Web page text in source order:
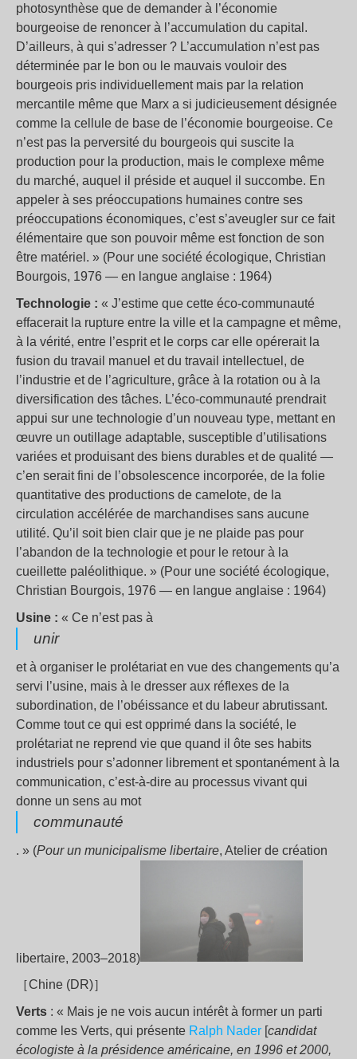
photosynthèse que de demander à l’économie
bourgeoise de renoncer à l’accumulation du capital.
D’ailleurs, à qui s’adresser ? L’accumulation n’est pas
déterminée par le bon ou le mauvais vouloir des
bourgeois pris individuellement mais par la relation
mercantile même que Marx a si judicieusement désignée
comme la cellule de base de l’économie bourgeoise. Ce
n’est pas la perversité du bourgeois qui suscite la
production pour la production, mais le complexe même
du marché, auquel il préside et auquel il succombe. En
appeler à ses préoccupations humaines contre ses
préoccupations économiques, c’est s’aveugler sur ce fait
élémentaire que son pouvoir même est fonction de son
être matériel. » (Pour une société écologique, Christian
Bourgois, 1976 — en langue anglaise : 1964)
Technologie : « J’estime que cette éco-communauté
effacerait la rupture entre la ville et la campagne et même,
à la vérité, entre l’esprit et le corps car elle opérerait la
fusion du travail manuel et du travail intellectuel, de
l’industrie et de l’agriculture, grâce à la rotation ou à la
diversification des tâches. L’éco-communauté prendrait
appui sur une technologie d’un nouveau type, mettant en
œuvre un outillage adaptable, susceptible d’utilisations
variées et produisant des biens durables et de qualité —
c’en serait fini de l’obsolescence incorporée, de la folie
quantitative des productions de camelote, de la
circulation accélérée de marchandises sans aucune
utilité. Qu’il soit bien clair que je ne plaide pas pour
l’abandon de la technologie et pour le retour à la
cueillette paléolithique. » (Pour une société écologique,
Christian Bourgois, 1976 — en langue anglaise : 1964)
Usine : « Ce n’est pas à
unir
et à organiser le prolétariat en vue des changements qu’a
servi l’usine, mais à le dresser aux réflexes de la
subordination, de l’obéissance et du labeur abrutissant.
Comme tout ce qui est opprimé dans la société, le
prolétariat ne reprend vie que quand il ôte ses habits
industriels pour s’adonner librement et spontanément à la
communication, c’est-à-dire au processus vivant qui
donne un sens au mot
communauté
. » (Pour un municipalisme libertaire, Atelier de création
libertaire, 2003–2018)
［Chine (DR)］
Verts : « Mais je ne vois aucun intérêt à former un parti
comme les Verts, qui présente Ralph Nader [candidat
écologiste à la présidence américaine, en 1996 et 2000,